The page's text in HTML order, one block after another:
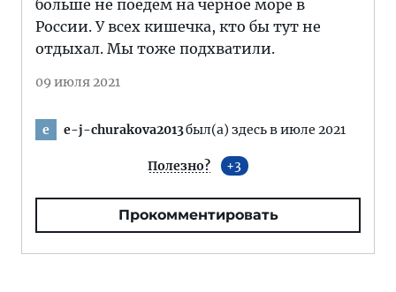
больше не поедем на черное море в
России. У всех кишечка, кто бы тут не
отдыхал. Мы тоже подхватили.
09 июля 2021
e e-j-churakova2013был(а) здесь в июле 2021
Полезно? 3
Прокомментировать